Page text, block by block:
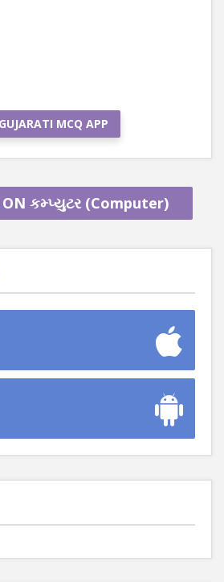
MCQ APP
ON કમ્પ્યુટર (Computer)